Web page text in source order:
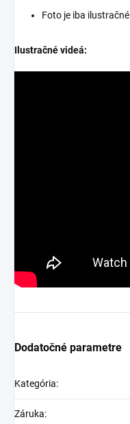
Foto je iba ilustračné
Ilustračné videá:
Dodatočné parametre
Kategória:
Záruka: